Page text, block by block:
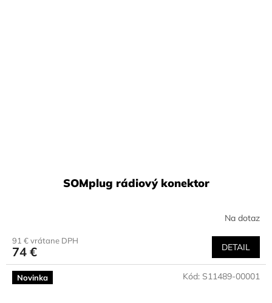
SOMplug rádiový konektor
Na dotaz
91 € vrátane DPH
74 € DETAIL
Novinka Kód: S11489-00001